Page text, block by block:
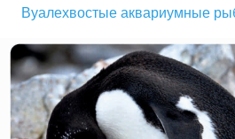
Вуалехвостые аквариумные